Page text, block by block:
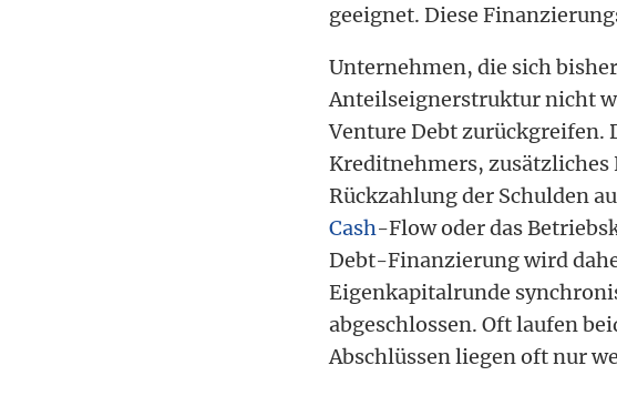
geeignet. Diese
Unternehmen, die sich
Anteilseignerstruktur nicht
Venture Debt zurückgreifen.
Kreditnehmers, zusätzliches
Rückzahlung der Schulden
Cash-Flow oder das
Debt-Finanzierung wird
Eigenkapitalrunde
abgeschlossen. Oft laufen
Abschlüssen liegen oft nur